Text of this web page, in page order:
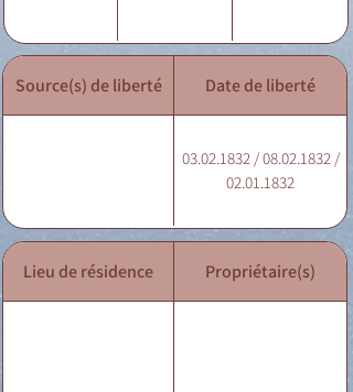
Source(s) de liberté Date de liberté
03.02.1832 / 08.02.1832 /
02.01.1832
Lieu de résidence Propriétaire(s)